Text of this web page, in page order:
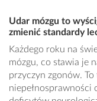
Udar mózgu to
zmienić standardy
Każdego roku na
mózgu, co stawia je
przyczyn zgonów.
niepełnosprawności